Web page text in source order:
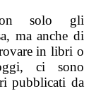
solo gli
ma anche di
in libri o
ci sono
pubblicati da